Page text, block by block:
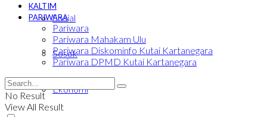
Sosial
Sosok
Ekonomi
KALTIM
PARIWARA
Pariwara
Pariwara Mahakam Ulu
Pariwara Diskominfo Kutai Kartanegara
Pariwara DPMD Kutai Kartanegara
No Result
View All Result